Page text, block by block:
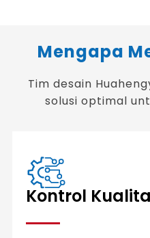
Mengapa
Tim desain
solusi optimal
Kontrol